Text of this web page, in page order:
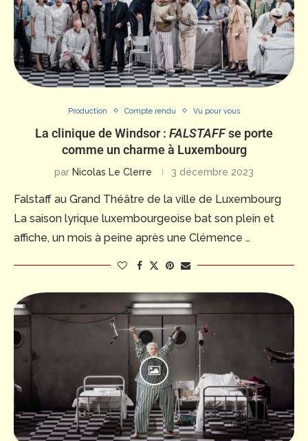
Production Compte rendu Vu pour vous
La clinique de Windsor : FALSTAFFse porte
comme un charme à Luxembourg
par Nicolas Le Clerre 3 décembre 2023
Falstaff au Grand Théâtre de la ville de Luxembourg
La saison lyrique luxembourgeoise bat son plein et
affiche, un mois à peine après une Clémence …